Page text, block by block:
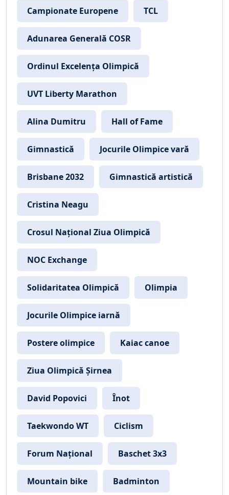
Campionate Europene TCL
Adunarea Generală COSR
Ordinul Excelența Olimpică
UVT Liberty Marathon
Alina Dumitru Hall of Fame
Gimnastică Jocurile Olimpice vară
Brisbane 2032 Gimnastică artistică
Cristina Neagu
Crosul Național Ziua Olimpică
NOC Exchange
Solidaritatea Olimpică Olimpia
Jocurile Olimpice iarnă
Postere olimpice Kaiac canoe
Ziua Olimpică Șirnea
David Popovici Înot
Taekwondo WT Ciclism
Forum Național Baschet 3x3
Mountain bike Badminton